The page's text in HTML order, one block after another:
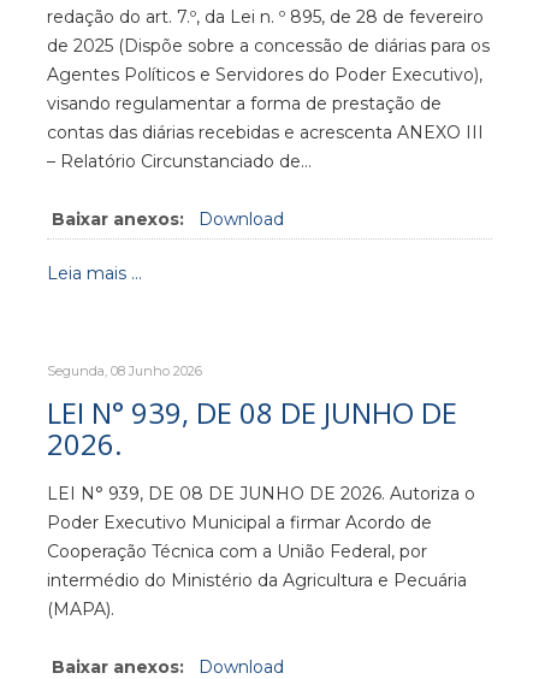
redação do art. 7.º, da Lei n. º 895, de 28 de fevereiro
de 2025 (Dispõe sobre a concessão de diárias para os
Agentes Políticos e Servidores do Poder Executivo),
visando regulamentar a forma de prestação de
contas das diárias recebidas e acrescenta ANEXO III
– Relatório Circunstanciado de…
Baixar anexos: Download
Leia mais ...
Segunda, 08 Junho 2026
LEI N° 939, DE 08 DE JUNHO DE
2026.
LEI N° 939, DE 08 DE JUNHO DE 2026. Autoriza o
Poder Executivo Municipal a firmar Acordo de
Cooperação Técnica com a União Federal, por
intermédio do Ministério da Agricultura e Pecuária
(MAPA).
Baixar anexos: Download